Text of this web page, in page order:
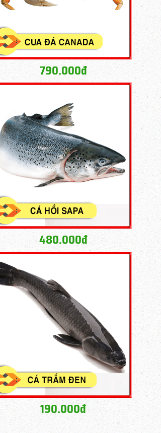
790.000đ
480.000đ
190.000đ